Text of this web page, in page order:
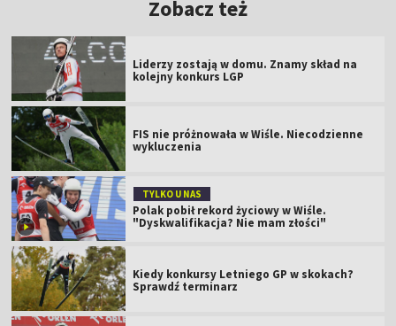
Zobacz też
Liderzy zostają w domu. Znamy skład na
kolejny konkurs LGP
FIS nie próżnowała w Wiśle. Niecodzienne
wykluczenia
TYLKO U NAS
Polak pobił rekord życiowy w Wiśle.
"Dyskwalifikacja? Nie mam złości"
Kiedy konkursy Letniego GP w skokach?
Sprawdź terminarz